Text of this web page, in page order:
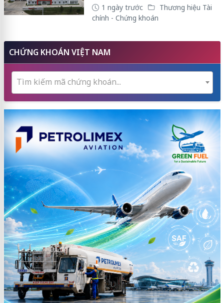
1 ngày trước
Thương hiệu Tài
chính - Chứng khoán
CHỨNG KHOÁN VIỆT NAM
Tìm kiếm mã chứng khoán...